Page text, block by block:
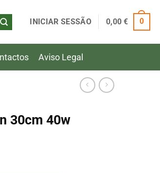
INICIAR SESSÃO 0,00€ 0
Aviso Legal
30cm 40w